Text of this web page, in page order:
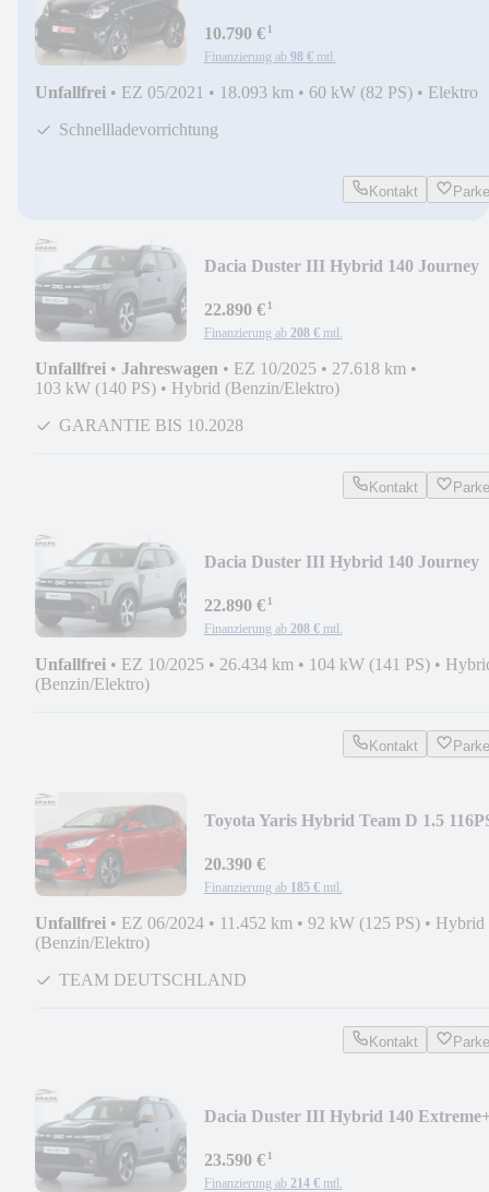
10.790 €¹
Finanzierung ab 98 € mtl.
Unfallfrei • EZ 05/2021 • 18.093 km • 60 kW (82 PS) • Elektro
Schnellladevorrichtung
Kontakt
Dacia Duster III Hybrid 140 Journey
22.890 €¹
Finanzierung ab 208 € mtl.
Unfallfrei • Jahreswagen • EZ 10/2025 • 27.618 km •
103 kW (140 PS) • Hybrid (Benzin/Elektro)
GARANTIE BIS 10.2028
Kontakt
Dacia Duster III Hybrid 140 Journey
22.890 €¹
Finanzierung ab 208 € mtl.
Unfallfrei • EZ 10/2025 • 26.434 km • 104 kW (141 PS) •
(Benzin/Elektro)
Kontakt
Toyota Yaris Hybrid Team D 1.5
20.390 €
Finanzierung ab 185 € mtl.
Unfallfrei • EZ 06/2024 • 11.452 km • 92 kW (125 PS) • Hybrid
(Benzin/Elektro)
TEAM DEUTSCHLAND
Kontakt
Dacia Duster III Hybrid 140
23.590 €¹
Finanzierung ab 214 € mtl.